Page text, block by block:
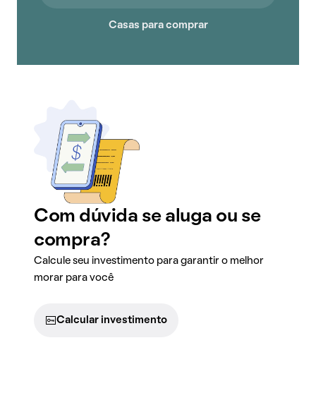
Casas para comprar
Com dúvida se aluga ou se
compra?
Calcule seu investimento para garantir o melhor
morar para você
Calcular investimento